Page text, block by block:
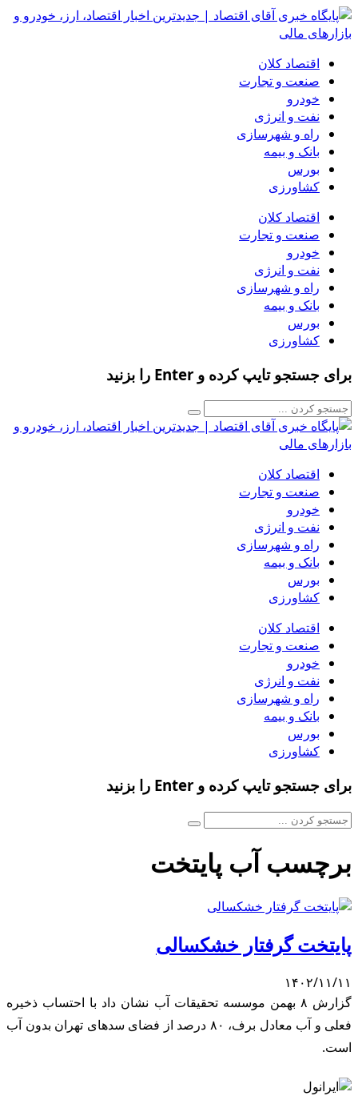
اقتصاد کلان
صنعت و تجارت
خودرو
نفت و انرژی
راه و شهرسازی
بانک و بیمه
بورس
کشاورزی
اقتصاد کلان
صنعت و تجارت
خودرو
نفت و انرژی
راه و شهرسازی
بانک و بیمه
بورس
کشاورزی
برای جستجو تایپ کرده و Enter را بزنید
اقتصاد کلان
صنعت و تجارت
خودرو
نفت و انرژی
راه و شهرسازی
بانک و بیمه
بورس
کشاورزی
اقتصاد کلان
صنعت و تجارت
خودرو
نفت و انرژی
راه و شهرسازی
بانک و بیمه
بورس
کشاورزی
برای جستجو تایپ کرده و Enter را بزنید
برچسب آب پایتخت
پایتخت گرفتار خشکسالی
۱۴۰۲/۱۱/۱۱
گزارش ۸ بهمن موسسه تحقیقات آب نشان داد با احتساب ذخیره
فعلی و آب معادل برف، ۸۰ درصد از فضای سدهای تهران بدون آب
است.